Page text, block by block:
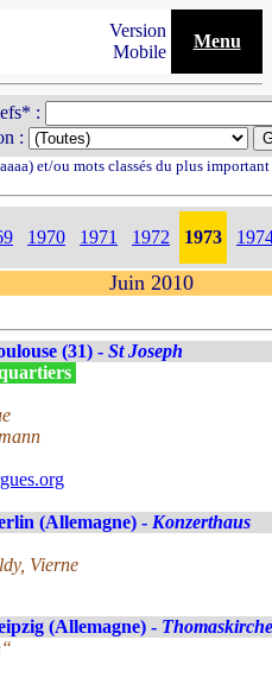
Version
Mobile
Menu
:
:
et/ou mots classés du plus
1970 1971 1972 1973
Juin 2010
(31) - St Joseph
(Allemagne) - Konzerthaus
Vierne
(Allemagne) - Thomaskirche